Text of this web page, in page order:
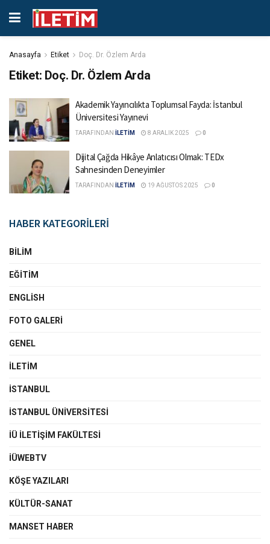
Anasayfa Etiket Doç. Dr. Özlem Arda
Etiket: Doç. Dr. Özlem Arda
Akademik Yayıncılıkta Toplumsal Fayda: İstanbul
Üniversitesi Yayınevi
TARAFINDAN İLETİM 8 ARALIK 2025 0
Dijital Çağda Hikâye Anlatıcısı Olmak: TEDx
Sahnesinden Deneyimler
TARAFINDAN İLETİM 19 AĞUSTOS 2025 0
HABER KATEGORİLERİ
BILIM
EĞITIM
ENGLISH
FOTO GALERI
GENEL
İLETIM
İSTANBUL
İSTANBUL ÜNIVERSITESI
İÜ İLETIŞIM FAKÜLTESI
İÜWEBTV
KÖŞE YAZILARI
KÜLTÜR-SANAT
MANSET HABER